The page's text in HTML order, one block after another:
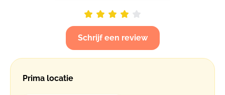
Schrijf een review
Prima locatie